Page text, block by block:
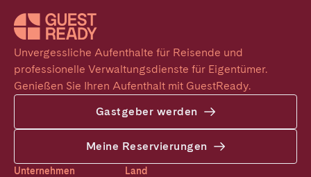
Unvergessliche Aufenthalte für Reisende und
professionelle Verwaltungsdienste für Eigentümer.
Genießen Sie Ihren Aufenthalt mit GuestReady.
Gastgeber werden
Meine Reservierungen
Unternehmen Land